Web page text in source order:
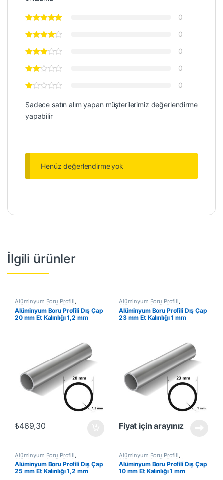
0
0
0
0
0
Sadece satın alım yapan müşterilerimiz değerlendirme
yapabilir
Henüz değerlendirme yok
İlgili ürünler
Alüminyum Boru Profili,
Alüminyum Profil En Çok
Satanlar,İndirimli Ürünler
Alüminyum Boru Profili Dış Çap
20 mm Et Kalınlığı 1,2 mm
₺469,30
Alüminyum Boru Profili,
Alüminyum Profil En Çok
Satanlar,İndirimli Ürünler
Alüminyum Boru Profili Dış Çap
23 mm Et Kalınlığı 1 mm
Fiyat için arayınız
Alüminyum Boru Profili
Alüminyum Profil En Çok
Satanlar,İndirimli Ürünler
Alüminyum Boru Profili Dış Çap
25 mm Et Kalınlığı 1,2 mm
Alüminyum Boru Profili
Alüminyum Profil En Çok
Satanlar,İndirimli Ürünler
Alüminyum Boru Profili Dış Çap
10 mm Et Kalınlığı 1 mm